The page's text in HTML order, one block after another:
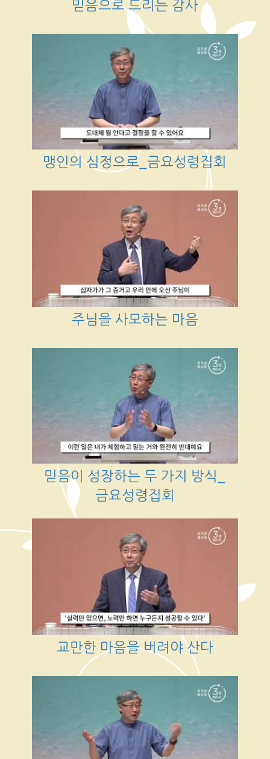
믿음으로 드리는 감사
맹인의 심정으로_금요성령집회
주님을 사모하는 마음
믿음이 성장하는 두 가지 방식_
금요성령집회
교만한 마음을 버려야 산다